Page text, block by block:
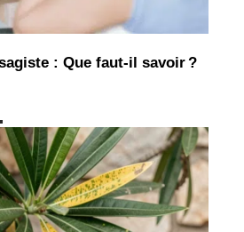
: Que faut-il savoir ?